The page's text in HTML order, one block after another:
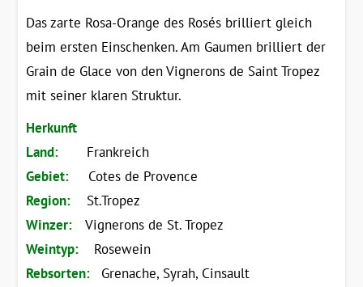
Das zarte Rosa-Orange des Rosés brilliert gleich
beim ersten Einschenken. Am Gaumen brilliert der
Grain de Glace von den Vignerons de Saint Tropez
mit seiner klaren Struktur.
Herkunft
Land: Frankreich
Gebiet:
Cotes de Provence
Region: St.Tropez
Winzer:Vignerons de St. Tropez
Weintyp:
Rosewein
Rebsorten:
Grenache, Syrah, Cinsault